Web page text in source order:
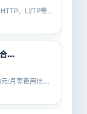
、L2TP等协
...
/月等费用信